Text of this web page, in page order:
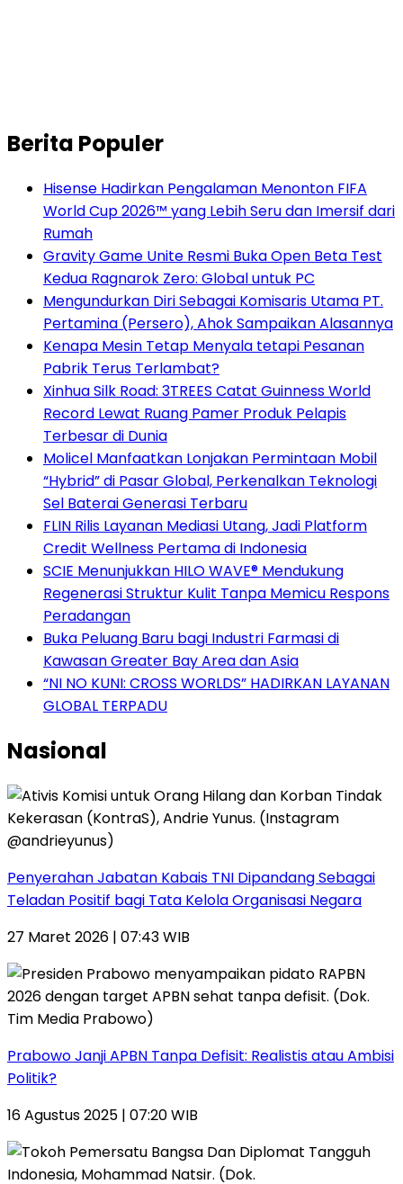
Berita Populer
Hisense Hadirkan Pengalaman Menonton FIFA
World Cup 2026™ yang Lebih Seru dan Imersif dari
Rumah
Gravity Game Unite Resmi Buka Open Beta Test
Kedua Ragnarok Zero: Global untuk PC
Mengundurkan Diri Sebagai Komisaris Utama PT.
Pertamina (Persero), Ahok Sampaikan Alasannya
Kenapa Mesin Tetap Menyala tetapi Pesanan
Pabrik Terus Terlambat?
Xinhua Silk Road: 3TREES Catat Guinness World
Record Lewat Ruang Pamer Produk Pelapis
Terbesar di Dunia
Molicel Manfaatkan Lonjakan Permintaan Mobil
“Hybrid” di Pasar Global, Perkenalkan Teknologi
Sel Baterai Generasi Terbaru
FLIN Rilis Layanan Mediasi Utang, Jadi Platform
Credit Wellness Pertama di Indonesia
SCIE Menunjukkan HILO WAVE® Mendukung
Regenerasi Struktur Kulit Tanpa Memicu Respons
Peradangan
Buka Peluang Baru bagi Industri Farmasi di
Kawasan Greater Bay Area dan Asia
“NI NO KUNI: CROSS WORLDS” HADIRKAN LAYANAN
GLOBAL TERPADU
Nasional
Penyerahan Jabatan Kabais TNI Dipandang Sebagai
Teladan Positif bagi Tata Kelola Organisasi Negara
27 Maret 2026 | 07:43 WIB
Prabowo Janji APBN Tanpa Defisit: Realistis atau Ambisi
Politik?
16 Agustus 2025 | 07:20 WIB